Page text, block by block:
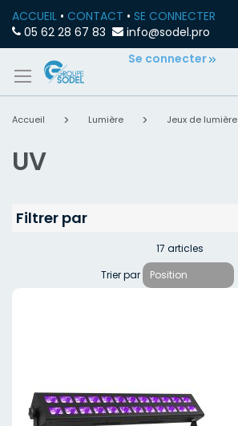
ACCUEIL • CONTACT • SE CONNECTER
05 62 28 67 83
info@sodel.pro
Se connecter
Accueil Lumière Jeux de lumière
UV
17 articles
Trier par
Filtrer par